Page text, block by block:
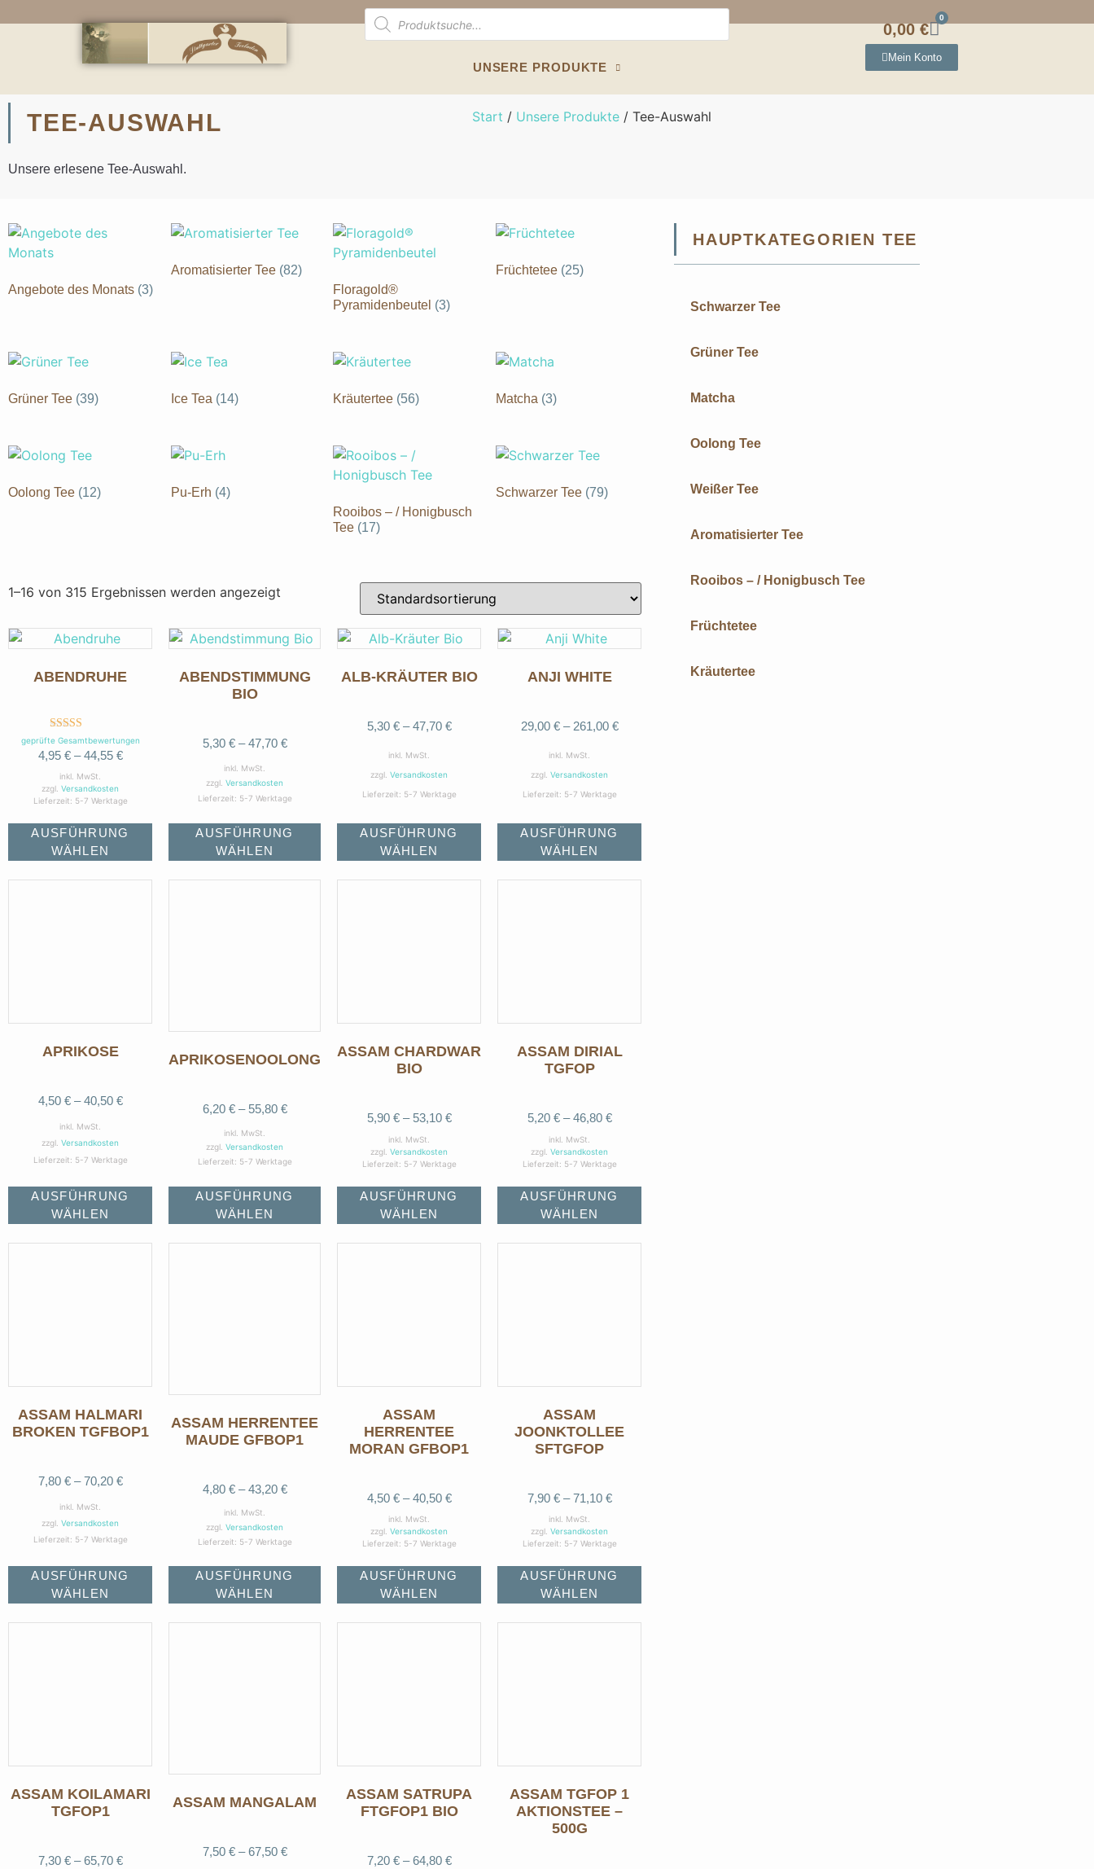
UNSERE PRODUKTE
0,00€
0
Mein Konto
TEE-AUSWAHL Start / Unsere Produkte / Tee-Auswahl
Unsere erlesene Tee-Auswahl.
Angebote des Monats (3)
Aromatisierter Tee (82)
Floragold®
Pyramidenbeutel (3)
Früchtetee (25)
Grüner Tee (39) Ice Tea (14) Kräutertee (56) Matcha (3)
Oolong Tee (12) Pu-Erh (4)
Rooibos – / Honigbusch
Tee (17)
Schwarzer Tee (79)
1–16 von 315 Ergebnissen werden angezeigt
ABENDRUHE
Bewertet mit
5.00
von 5
geprüfte Gesamtbewertungen
4,95 €–44,55 €
inkl. MwSt.
zzgl. Versandkosten
Lieferzeit: 5-7 Werktage
AUSFÜHRUNG
WÄHLEN
ABENDSTIMMUNG
BIO
5,30 €–47,70 €
inkl. MwSt.
zzgl. Versandkosten
Lieferzeit: 5-7 Werktage
AUSFÜHRUNG
WÄHLEN
ALB-KRÄUTER BIO
5,30 €–47,70 €
inkl. MwSt.
zzgl. Versandkosten
Lieferzeit: 5-7 Werktage
AUSFÜHRUNG
WÄHLEN
ANJI WHITE
29,00 €– 261,00 €
inkl. MwSt.
zzgl. Versandkosten
Lieferzeit: 5-7 Werktage
AUSFÜHRUNG
WÄHLEN
APRIKOSE
4,50 €–40,50 €
inkl. MwSt.
zzgl. Versandkosten
Lieferzeit: 5-7 Werktage
AUSFÜHRUNG
WÄHLEN
APRIKOSENOOLONG
6,20 €– 55,80 €
inkl. MwSt.
zzgl. Versandkosten
Lieferzeit: 5-7 Werktage
AUSFÜHRUNG
WÄHLEN
ASSAM CHARDWAR
BIO
5,90 €– 53,10 €
inkl. MwSt.
zzgl. Versandkosten
Lieferzeit: 5-7 Werktage
AUSFÜHRUNG
WÄHLEN
ASSAM DIRIAL
TGFOP
5,20 €–46,80 €
inkl. MwSt.
zzgl. Versandkosten
Lieferzeit: 5-7 Werktage
AUSFÜHRUNG
WÄHLEN
ASSAM HALMARI
BROKEN TGFBOP1
7,80 €–70,20 €
inkl. MwSt.
zzgl. Versandkosten
Lieferzeit: 5-7 Werktage
AUSFÜHRUNG
WÄHLEN
ASSAM HERRENTEE
MAUDE GFBOP1
4,80 €–43,20 €
inkl. MwSt.
zzgl. Versandkosten
Lieferzeit: 5-7 Werktage
AUSFÜHRUNG
WÄHLEN
ASSAM
HERRENTEE
MORAN GFBOP1
4,50 €–40,50 €
inkl. MwSt.
zzgl. Versandkosten
Lieferzeit: 5-7 Werktage
AUSFÜHRUNG
WÄHLEN
ASSAM
JOONKTOLLEE
SFTGFOP
7,90 €–71,10 €
inkl. MwSt.
zzgl. Versandkosten
Lieferzeit: 5-7 Werktage
AUSFÜHRUNG
WÄHLEN
ASSAM KOILAMARI
TGFOP1
7,30 €–65,70 €
ASSAM MANGALAM
7,50 €–67,50 €
ASSAM SATRUPA
FTGFOP1 BIO
7,20 €–64,80 €
ASSAM TGFOP 1
AKTIONSTEE –
500G
HAUPTKATEGORIEN TEE
Schwarzer Tee
Grüner Tee
Matcha
Oolong Tee
Weißer Tee
Aromatisierter Tee
Rooibos – / Honigbusch Tee
Früchtetee
Kräutertee